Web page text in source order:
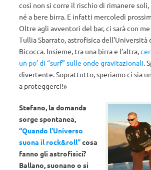
così non si corre il rischio di rimanere soli,
né a bere birra. E infatti mercoledì
Oltre agli avventori del bar, ci sarà con
Tullia Sbarrato, astrofisica dell’Università
Bicocca. Insieme, tra una birra e l’altra,
un po’ di “surf” sulle onde gravitazionali.
divertente. Soprattutto, speriamo ci sia
a proteggerci!»
Stefano, la domanda
sorge spontanea,
“Quando l’Universo
suona il rock&roll”cosa
fanno gli astrofisici?
Ballano, suonano o si